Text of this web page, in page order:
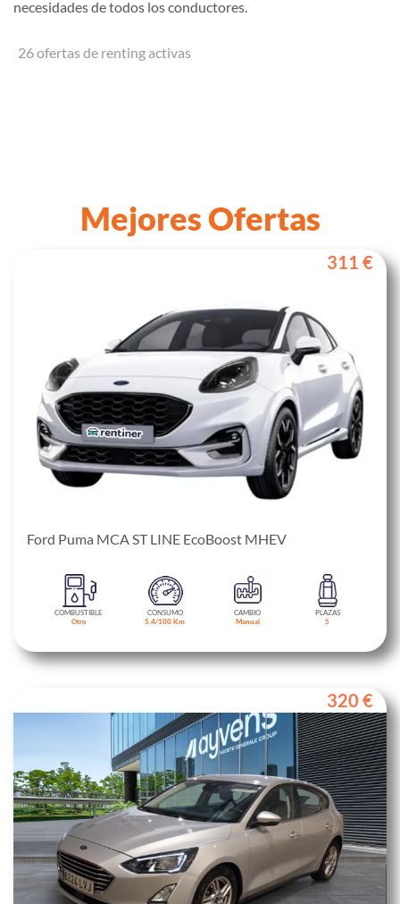
necesidades de todos los conductores.
26 ofertas de renting activas
Mejores Ofertas
311 €
Ford Puma MCA ST LINE EcoBoost MHEV
COMBUSTIBLE
Otro
CONSUMO
5.4/100 Km
CAMBIO
Manual
PLAZAS
5
320 €